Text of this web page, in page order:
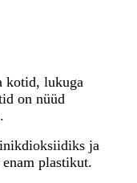
kotid, lukuga
on nüüd
ja
plastikut.